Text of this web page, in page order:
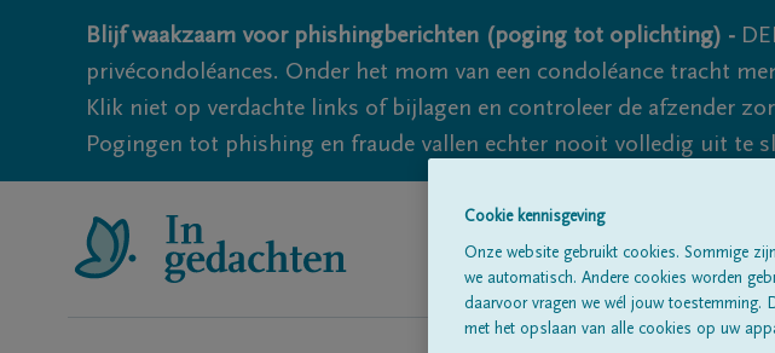
Blijf waakzaam voor phishingberichten (poging tot oplichting) -
privécondoléances. Onder het mom van een condoléance tracht
Klik niet op verdachte links of bijlagen en controleer de afzender
Pogingen tot phishing en fraude vallen echter nooit volledig uit te
Cookie kennisgeving
Onze website gebruikt cookies. Sommige
we automatisch. Andere cookies worden
daarvoor vragen we wél jouw toestemming.
met het opslaan van alle cookies op uw